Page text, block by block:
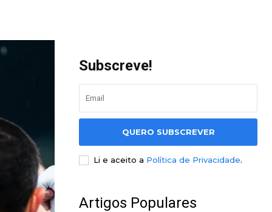
Subscreve!
QUERO SUBSCREVER
Li e aceito a Política de Privacidade.
Artigos Populares